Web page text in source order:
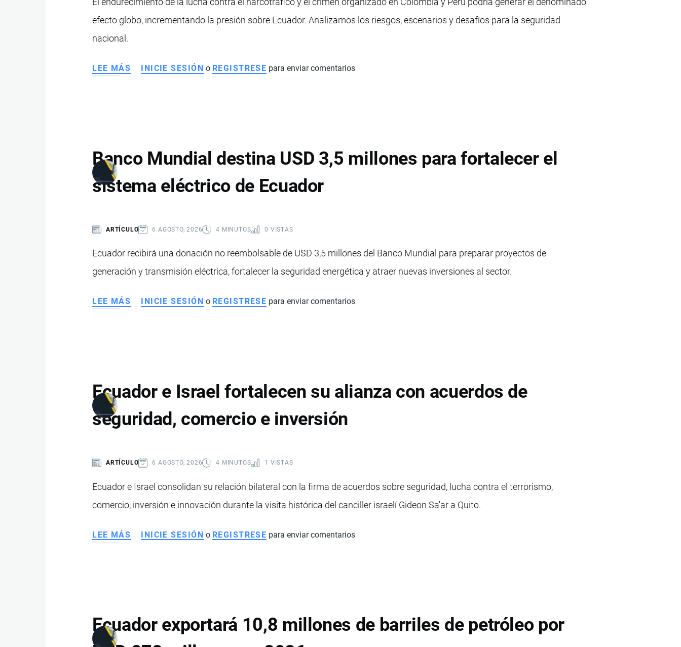
21
TONELADAS
efecto globo, incrementando la presión sobre Ecuador. Analizamos los riesgos, escenarios y desafíos para la seguridad
nacional.
LEE MÁS SOBRE
ANTE
LA
OFENSIVA
DE
PERÚ
EL
CRIMEN
INICIE SESIÓN o REGISTRESE para enviar comentarios
Banco Mundial destina USD 3,5 millones para fortalecer el
sistema eléctrico de Ecuador
ARTÍCULO 6 AGOSTO, 2026 4 MINUTOS 0 VISTAS
Ecuador recibirá una donación no reembolsable de USD 3,5 millones del Banco Mundial para preparar proyectos de
generación y transmisión eléctrica, fortalecer la seguridad energética y atraer nuevas inversiones al sector.
LEE MÁS SOBRE
MILLONES
PARA
FORTALECER
EL
DE
INICIE SESIÓN o REGISTRESE para enviar comentarios
Ecuador e Israel fortalecen su alianza con acuerdos de
seguridad, comercio e inversión
ARTÍCULO 6 AGOSTO, 2026 4 MINUTOS 1 VISTAS
Ecuador e Israel consolidan su relación bilateral con la firma de acuerdos sobre seguridad, lucha contra el terrorismo,
comercio, inversión e innovación durante la visita histórica del canciller israelí Gideon Sa'ar a Quito.
LEE MÁS SOBRE
ALIANZA
CON
ACUERDOS
INICIE SESIÓN o REGISTRESE para enviar comentarios
Ecuador exportará 10,8 millones de barriles de petróleo por